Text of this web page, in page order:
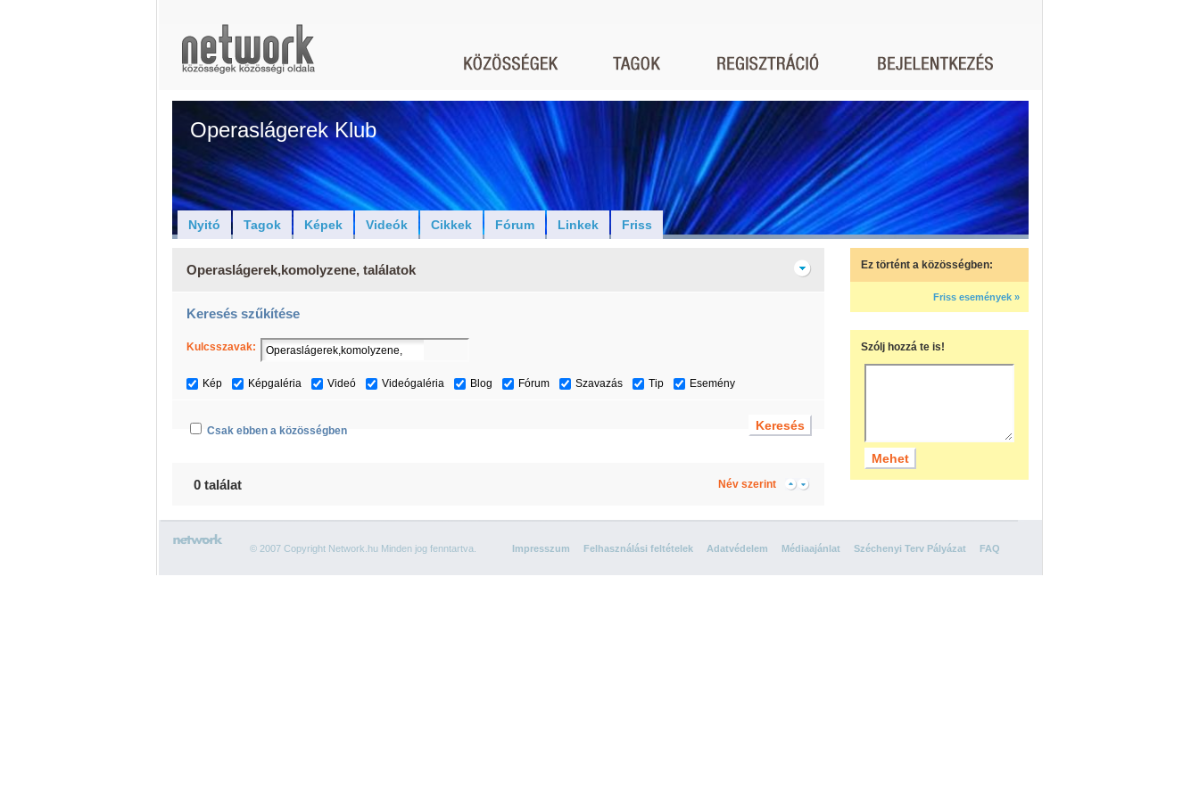
Operaslágerek Klub
Nyitó Tagok Képek Videók Cikkek Fórum Linkek Friss
Operaslágerek,komolyzene, találatok
Keresés szűkítése
Kulcsszavak:
Kép Képgaléria Videó Videógaléria Blog Fórum Szavazás Tip Esemény
Csak ebben a közösségben
0 találat Név szerint
Ez történt a közösségben:
Friss események »
Szólj hozzá te is!
© 2007 Copyright Network.hu Minden jog fenntartva. Impresszum Felhasználási feltételek Adatvédelem Médiaajánlat Széchenyi Terv Pályázat FAQ